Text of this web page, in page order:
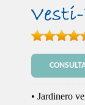
• Jardinero